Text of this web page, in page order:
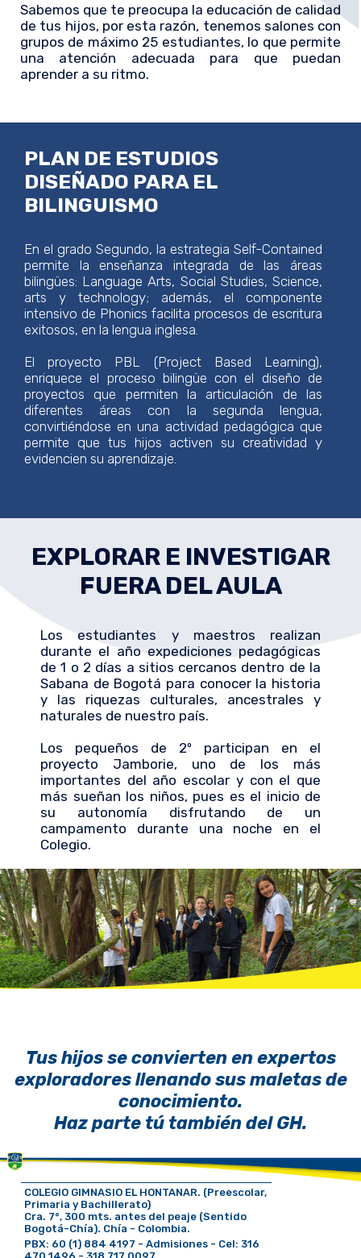
Sabemos que te preocupa la educación de calidad
de tus hijos, por esta razón, tenemos salones con
grupos de máximo 25 estudiantes, lo que permite
una atención adecuada para que puedan
aprender a su ritmo.
PLAN DE ESTUDIOS
DISEÑADO PARA EL
BILINGUISMO
En el grado Segundo, la estrategia Self-Contained
permite la enseñanza integrada de las áreas
bilingües: Language Arts, Social Studies, Science,
arts y technology; además, el componente
intensivo de Phonics facilita procesos de escritura
exitosos, en la lengua inglesa.
El proyecto PBL (Project Based Learning),
enriquece el proceso bilingüe con el diseño de
proyectos que permiten la articulación de las
diferentes áreas con la segunda lengua,
convirtiéndose en una actividad pedagógica que
permite que tus hijos activen su creatividad y
evidencien su aprendizaje.
EXPLORAR E INVESTIGAR
FUERA DEL AULA
Los estudiantes y maestros realizan
durante el año expediciones pedagógicas
de 1 o 2 días a sitios cercanos dentro de la
Sabana de Bogotá para conocer la historia
y las riquezas culturales, ancestrales y
naturales de nuestro país.
Los pequeños de 2º participan en el
proyecto Jamborie, uno de los más
importantes del año escolar y con el que
más sueñan los niños, pues es el inicio de
su autonomía disfrutando de un
campamento durante una noche en el
Colegio.
Tus hijos se convierten en expertos
exploradores llenando sus maletas de
conocimiento.
Haz parte tú también del GH.
COLEGIO GIMNASIO EL HONTANAR. (Preescolar,
Primaria y Bachillerato)
Cra. 7°, 300 mts. antes del peaje (Sentido
Bogotá-Chía). Chía - Colombia.
PBX: 60 (1) 884 4197 - Admisiones - Cel: 316